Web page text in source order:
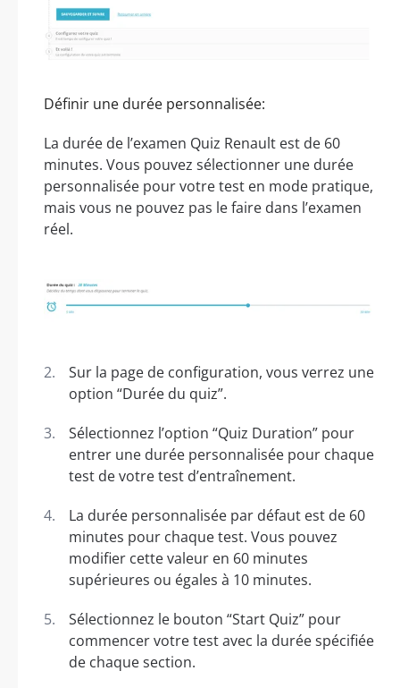
Définir une durée personnalisée:
La durée de l’examen Quiz Renault est de 60
minutes. Vous pouvez sélectionner une durée
personnalisée pour votre test en mode pratique,
mais vous ne pouvez pas le faire dans l’examen
réel.
Sur la page de configuration, vous verrez une
option “Durée du quiz”.
Sélectionnez l’option “Quiz Duration” pour
entrer une durée personnalisée pour chaque
test de votre test d’entraînement.
La durée personnalisée par défaut est de 60
minutes pour chaque test. Vous pouvez
modifier cette valeur en 60 minutes
supérieures ou égales à 10 minutes.
Sélectionnez le bouton “Start Quiz” pour
commencer votre test avec la durée spécifiée
de chaque section.